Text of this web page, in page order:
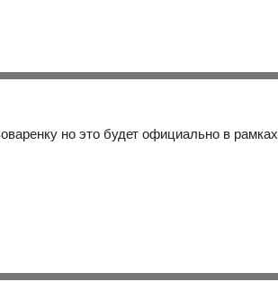
но это будет официально в